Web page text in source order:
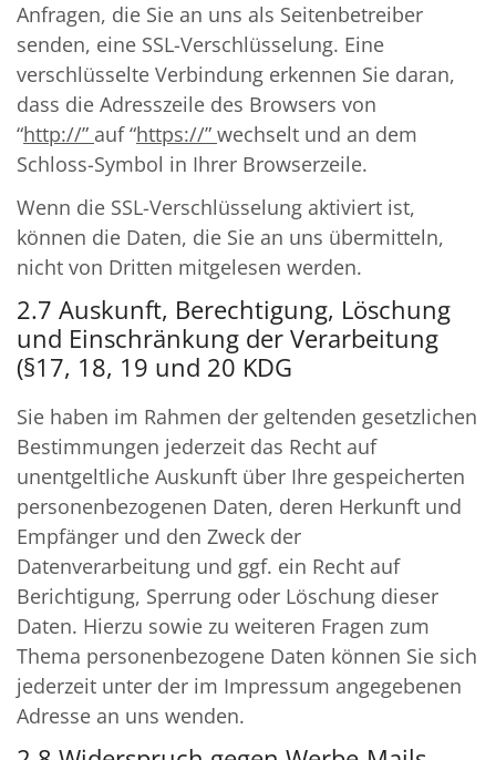
Anfragen, die Sie an uns als Seitenbetreiber
senden, eine SSL-Verschlüsselung. Eine
verschlüsselte Verbindung erkennen Sie daran,
dass die Adresszeile des Browsers von
“http://” auf “https://” wechselt und an dem
Schloss-Symbol in Ihrer Browserzeile.
Wenn die SSL-Verschlüsselung aktiviert ist,
können die Daten, die Sie an uns übermitteln,
nicht von Dritten mitgelesen werden.
2.7 Auskunft, Berechtigung, Löschung
und Einschränkung der Verarbeitung
(§17, 18, 19 und 20 KDG
Sie haben im Rahmen der geltenden gesetzlichen
Bestimmungen jederzeit das Recht auf
unentgeltliche Auskunft über Ihre gespeicherten
personenbezogenen Daten, deren Herkunft und
Empfänger und den Zweck der
Datenverarbeitung und ggf. ein Recht auf
Berichtigung, Sperrung oder Löschung dieser
Daten. Hierzu sowie zu weiteren Fragen zum
Thema personenbezogene Daten können Sie sich
jederzeit unter der im Impressum angegebenen
Adresse an uns wenden.